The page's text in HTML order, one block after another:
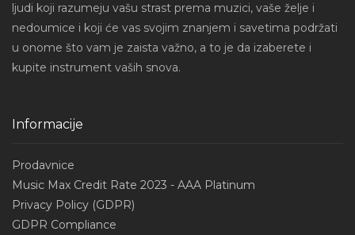
ljudi koji razumeju vašu strast prema muzici, vaše želje i
nedoumice i koji će vas svojim znanjem i savetima podržati
u onome što vam je zaista važno, a to je da izaberete i
kupite instrument vaših snova.
Informacije
Prodavnice
Music Max Credit Rate 2023 - AAA Platinum
Privacy Policy (GDPR)
GDPR Compliance